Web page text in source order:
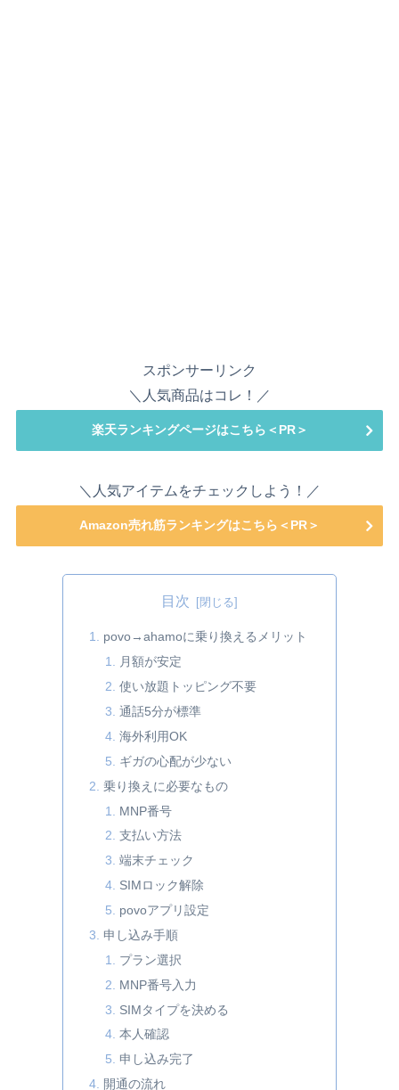
スポンサーリンク
＼人気商品はコレ！／
楽天ランキングページはこちら＜PR＞
＼人気アイテムをチェックしよう！／
Amazon売れ筋ランキングはこちら＜PR＞
目次
povo→ahamoに乗り換えるメリット
月額が安定
使い放題トッピング不要
通話5分が標準
海外利用OK
ギガの心配が少ない
乗り換えに必要なもの
MNP番号
支払い方法
端末チェック
SIMロック解除
povoアプリ設定
申し込み手順
プラン選択
MNP番号入力
SIMタイプを決める
本人確認
申し込み完了
開通の流れ